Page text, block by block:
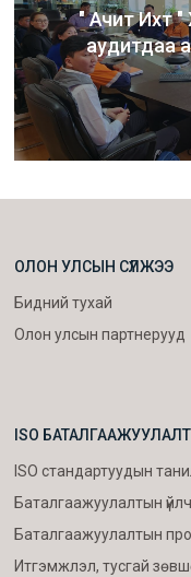
" Ачит Ихт
аудитдаа
ОЛОН УЛСЫН СҮЛЖЭЭ
Бидний тухай
Олон улсын партнерууд
ISO БАТАЛГААЖУУЛАЛТ
ISO стандартуудын
Баталгаажуулалтын
Баталгаажуулалтын
Итгэмжлэл, тусгай